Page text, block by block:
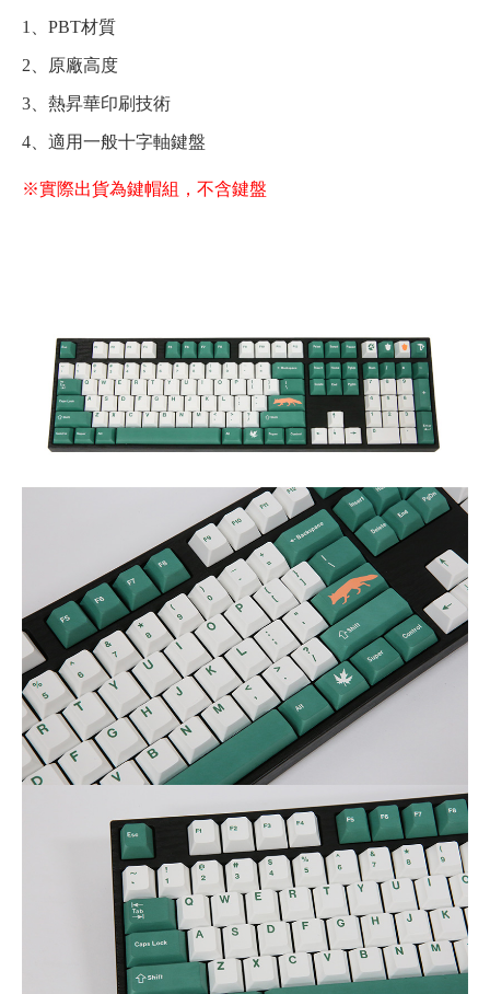
1、PBT材質
2、原廠高度
3、熱昇華印刷技術
4、適用一般十字軸鍵盤
※實際出貨為鍵帽組，不含鍵盤